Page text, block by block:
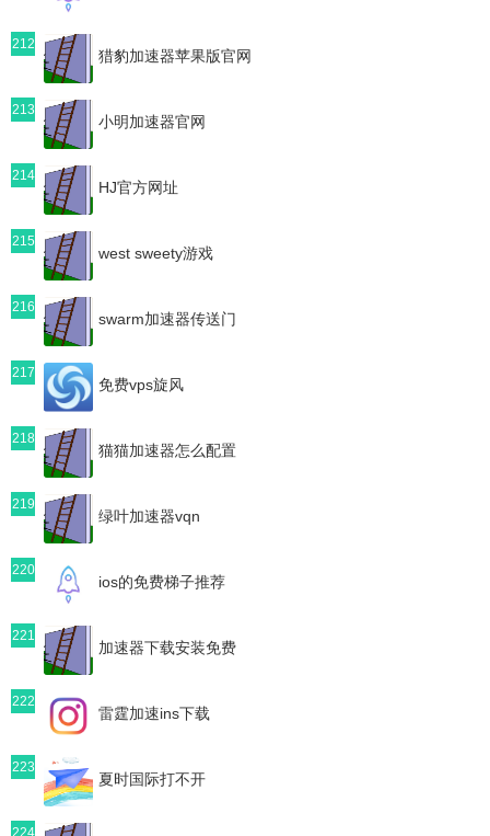
212
猎豹加速器苹果版官网
213
小明加速器官网
214
HJ官方网址
215
west sweety游戏
216
swarm加速器传送门
217
免费vps旋风
218
猫猫加速器怎么配置
219
绿叶加速器vqn
220
ios的免费梯子推荐
221
加速器下载安装免费
222
雷霆加速ins下载
223
夏时国际打不开
224